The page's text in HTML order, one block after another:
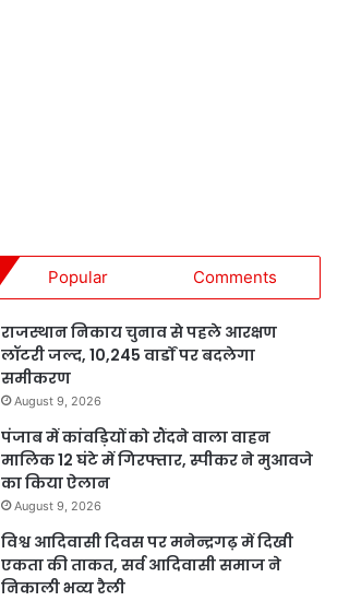
Popular Comments
राजस्थान निकाय चुनाव से पहले आरक्षण
लॉटरी जल्द, 10,245 वार्डों पर बदलेगा
समीकरण
August 9, 2026
पंजाब में कांवड़ियों को रौंदने वाला वाहन
मालिक 12 घंटे में गिरफ्तार, स्पीकर ने मुआवजे
का किया ऐलान
August 9, 2026
विश्व आदिवासी दिवस पर मनेन्द्रगढ़ में दिखी
एकता की ताकत, सर्व आदिवासी समाज ने
निकाली भव्य रैली